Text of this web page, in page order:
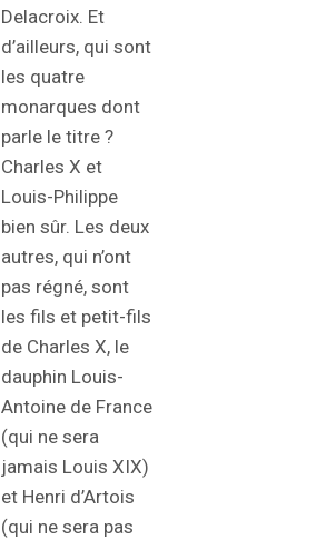
Delacroix. Et
d’ailleurs, qui sont
les quatre
monarques dont
parle le titre ?
Charles X et
Louis-Philippe
bien sûr. Les deux
autres, qui n’ont
pas régné, sont
les fils et petit-fils
de Charles X, le
dauphin Louis-
Antoine de France
(qui ne sera
jamais Louis XIX)
et Henri d’Artois
(qui ne sera pas